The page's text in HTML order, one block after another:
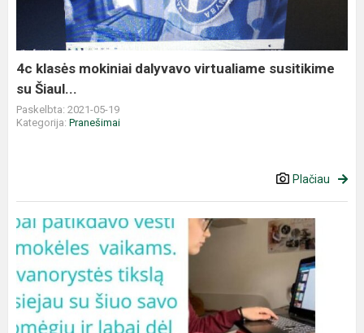
4c klasės mokiniai dalyvavo virtualiame susitikime
su Šiaul...
Paskelbta: 2021-05-19
Kategorija: Pranešimai
Plačiau